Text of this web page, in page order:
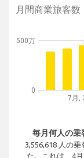
月間商業旅客数
7月,
0
500万
毎月何人の乗
3,556,618 人の乗
た。これは、4